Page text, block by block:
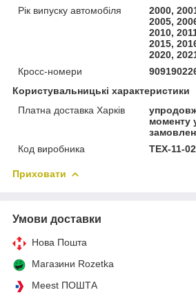
Рік випуску автомобіля
2000,
2005,
2010,
2015,
2020,
Кросс-номери
Користувальницькі характеристики
Платна доставка Харків
моменту
Код виробника
TEX-11-
Приховати
Умови доставки
Нова Пошта
Магазини Rozetka
Meest ПОШТА